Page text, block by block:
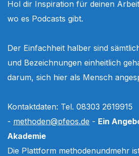
Hol dir Inspiration für deinen
wo es Podcasts gibt.
Der Einfachheit halber sind
und Bezeichnungen einheitlich
darum, sich hier als Mensch
Kontaktdaten: Tel. 08303 2619915
- methoden@pfeos.de - Ein
Akademie
Die Plattform methodenundmehr